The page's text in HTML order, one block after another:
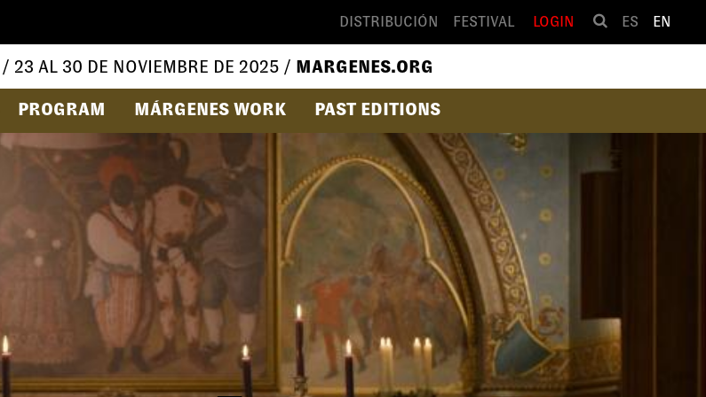
DISTRIBUCIÓN FESTIVAL LOGIN ES EN
/ 23 AL 30 DE NOVIEMBRE DE 2025 / MARGENES.ORG
PROGRAM MÁRGENES WORK PAST EDITIONS